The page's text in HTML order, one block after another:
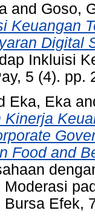
and Goso,
Keuangan
Digital
Inkluisi
5 (4). pp.
Eka, Eka
Kinerja
Food and
Moderasi
Bursa Efek,